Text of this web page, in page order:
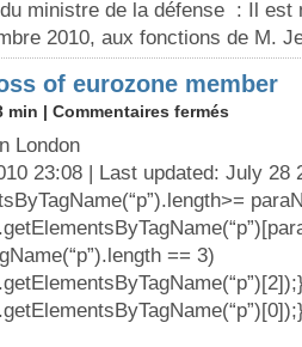
ministre de la défense : Il est
2010, aux fonctions de M.
of eurozone member
min | Commentaires fermés
London
23:08 | Last updated: July 28
== 3)